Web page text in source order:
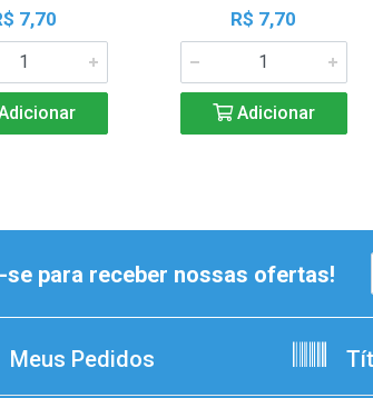
7,70 R$ 7,70
Adicionar
se para receber nossas ofertas!
Meus Pedidos